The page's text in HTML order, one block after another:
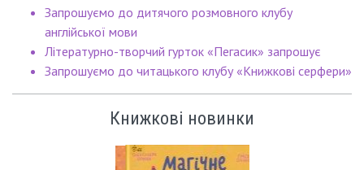
Запрошуємо до дитячого розмовного клубу
англійської мови
Літературно-творчий гурток «Пегасик» запрошує
Запрошуємо до читацького клубу «Книжкові серфери»
Книжкові новинки